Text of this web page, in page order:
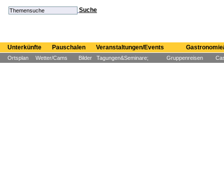
Unterkünfte Pauschalen Veranstaltungen/Events
Ortsplan Wetter/Cams Bilder Tagungen&Seminare; Gruppenreisen
Suche